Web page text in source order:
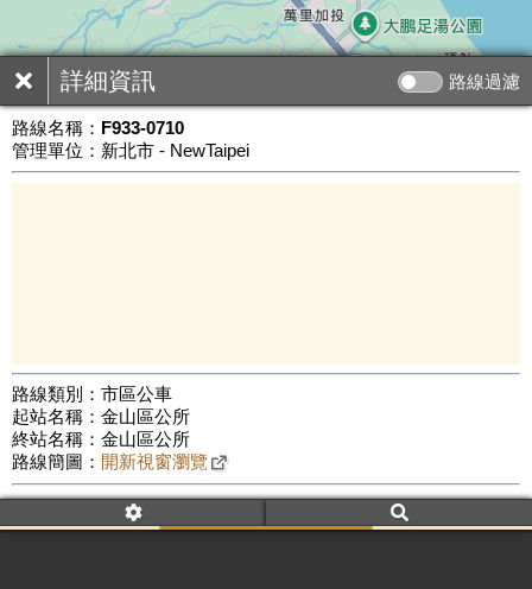
詳細資訊 路線過濾
路線名稱： F933-0710
管理單位：新北市 - NewTaipei
路線類別：市區公車
起站名稱：金山區公所
終站名稱：金山區公所
路線簡圖： 開新視窗瀏覽
附屬名稱：F933-0710
首班時間：平日(07:10)、假日(--:--)